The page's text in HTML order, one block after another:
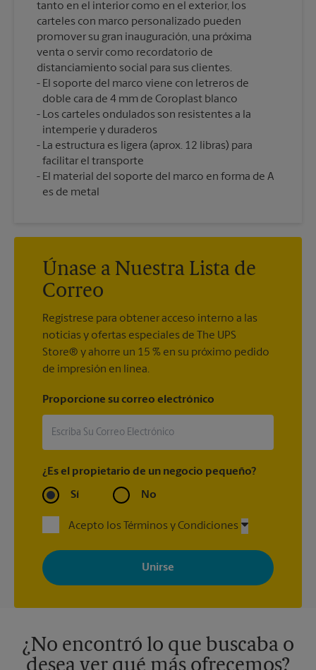
tanto en el interior como en el exterior, los
carteles con marco personalizado pueden
promover su gran inauguración, una próxima
venta o servir como recordatorio de
distanciamiento social para sus clientes.
El soporte del marco viene con letreros de
doble cara de 4 mm de Coroplast blanco
Los carteles ondulados son resistentes a la
intemperie y duraderos
La estructura es ligera (aprox. 12 libras) para
facilitar el transporte
El material del soporte del marco en forma de A
es de metal
Únase a Nuestra Lista de
Correo
Regístrese para obtener acceso interno a las
noticias y ofertas especiales de The UPS
Store® y ahorre un 15 % en su próximo pedido
de impresión en línea.
Proporcione su correo electrónico
¿Es el propietario de un negocio pequeño?
Sí No
Acepto los Términos y Condiciones
Al registrarse, acepta recibir correos electrónicos de The UPS
Store con noticias, ofertas especiales, promociones y mensajes
adaptados a sus intereses. Puede darse de baja en cualquier
momento. Para más información, consulte nuestra política de
¿No encontró lo que buscaba o